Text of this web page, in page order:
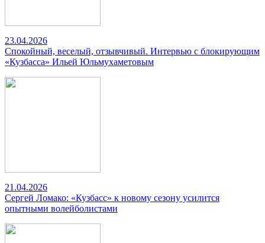
23.04.2026
Спокойный, веселый, отзывчивый. Интервью с блокирующим
«Кузбасса» Ильей Юльмухаметовым
21.04.2026
Сергей Ломако: «Кузбасс» к новому сезону усилится
опытными волейболистами